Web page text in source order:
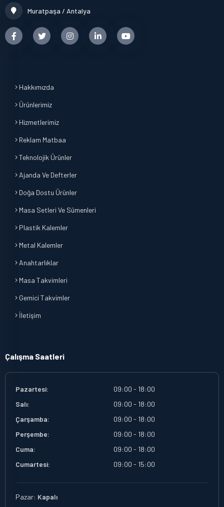
Muratpaşa / Antalya
Hakkımızda
Ürünlerimiz
Hizmetlerimiz
Reklam Matbaa
Teknolojik Ürünler
Ajanda Ve Defterler
Doğa Dostu Ürünler
Masa Setleri Ve Sümenleri
Plastik Kalemler
Metal Kalemler
Anahtarlıklar
Masa Takvimleri
Gemici Takvimler
İletişim
Çalışma Saatleri
Pazartesi:
09:00 - 18:00
Salı:
09:00 - 18:00
Çarşamba:
09:00 - 18:00
Perşembe:
09:00 - 18:00
Cuma:
09:00 - 18:00
Cumartesi:
09:00 - 15:00
Pazar: Kapalı